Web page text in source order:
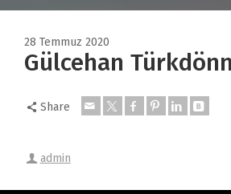
28 Temmuz 2020
Gülcehan
Share
admin